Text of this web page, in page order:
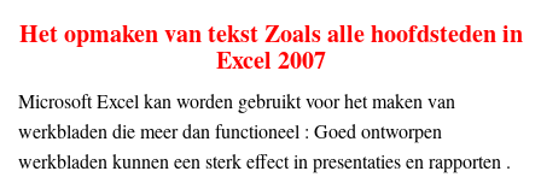
Het opmaken van tekst Zoals alle hoofdsteden in
Excel 2007
Microsoft Excel kan worden gebruikt voor het maken van
werkbladen die meer dan functioneel : Goed ontworpen
werkbladen kunnen een sterk effect in presentaties en rapporten .